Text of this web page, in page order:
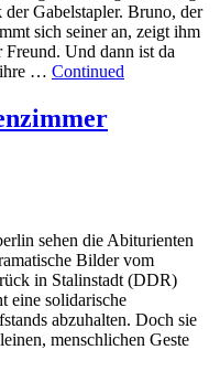
Gabelstapler. Bruno, der
sich seiner an, zeigt ihm
Und dann ist da
ihre … Continued
sehen die Abiturienten
Bilder vom
in Stalinstadt (DDR)
eine solidarische
abzuhalten. Doch sie
menschlichen Geste